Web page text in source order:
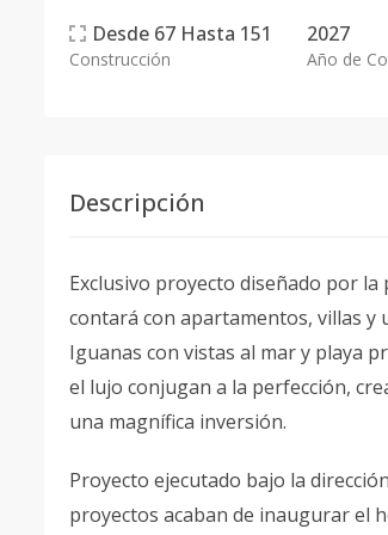
Desde 67 Hasta 151
Construcción
2027
Año de
Descripción
Exclusivo proyecto diseñado por
contará con apartamentos, villas y
Iguanas con vistas al mar y playa
el lujo conjugan a la perfección,
una magnífica inversión.
Proyecto ejecutado bajo la
proyectos acaban de inaugurar el